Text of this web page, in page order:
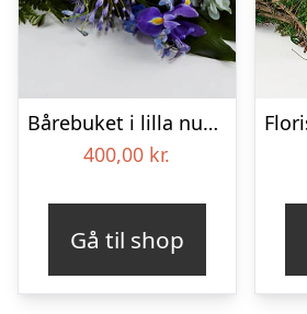
Bårebuket i lilla nuancer – Blomster til begravelse
400,00 kr.
Gå til shop